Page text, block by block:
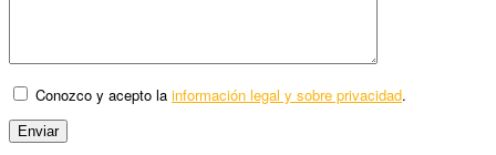
Conozco y acepto la información legal y sobre privacidad.